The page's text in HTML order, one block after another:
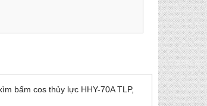
bấm cos thủy lực HHY-70A TLP,